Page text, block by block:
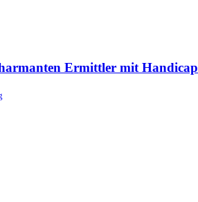
Ermittler mit Handicap